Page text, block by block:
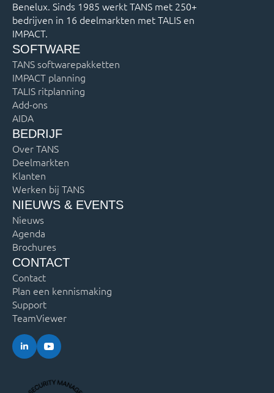
Benelux. Sinds 1985 werkt TANS met 250+
bedrijven in 16 deelmarkten met TALIS en
IMPACT.
SOFTWARE
TANS softwarepakketten
IMPACT planning
TALIS ritplanning
Add-ons
AIDA
BEDRIJF
Over TANS
Deelmarkten
Klanten
Werken bij TANS
NIEUWS & EVENTS
Nieuws
Agenda
Brochures
CONTACT
Contact
Plan een kennismaking
Support
TeamViewer